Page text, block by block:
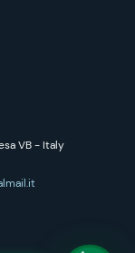
VB - Italy